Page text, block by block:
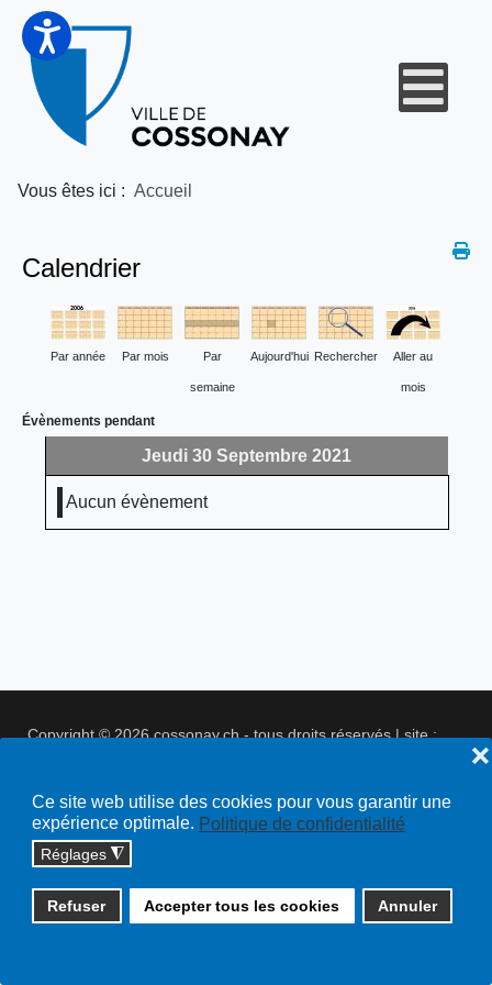
Ce site web utilise des cookies pour vous garantir une
expérience optimale. Politique de confidentialité
Réglages ◮
Refuser Accepter tous les cookies Annuler
❌
Vous êtes ici : Accueil
Calendrier
Par année Par mois Par
semaine
Aujourd'hui Rechercher Aller au
mois
Évènements pendant
Jeudi 30 Septembre 2021
Aucun évènement
Copyright © 2026 cossonay.ch - tous droits réservés | site :
Plan du site